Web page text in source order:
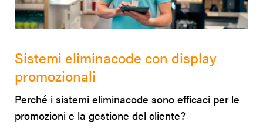
Sistemi eliminacode con display
promozionali
Perché i sistemi eliminacode sono efficaci per le
promozioni e la gestione del cliente?